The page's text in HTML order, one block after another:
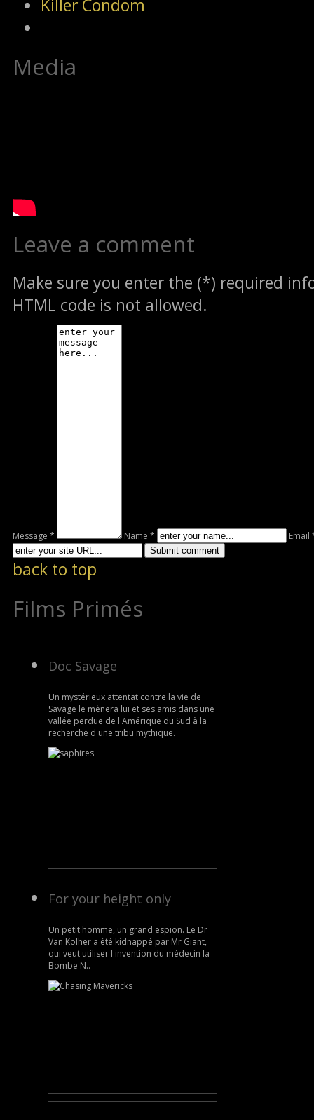
Killer Condom
Media
Leave a comment
Make sure you enter the (*) required
HTML code is not allowed.
Message * Name * Email
back to top
Films Primés
Doc Savage
Un mystérieux attentat contre la vie de
Savage le mènera lui et ses amis dans une
vallée perdue de l'Amérique du Sud à la
recherche d'une tribu mythique.
For your height only
Un petit homme, un grand espion. Le Dr
Van Kolher a été kidnappé par Mr Giant,
qui veut utiliser l'invention du médecin la
Bombe N..